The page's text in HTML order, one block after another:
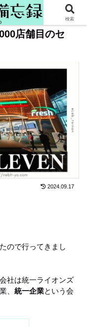
店舗目のセ
2024.09.17
ので行ってきまし
社は統一ライオンズ
、 統一企業という会
検索